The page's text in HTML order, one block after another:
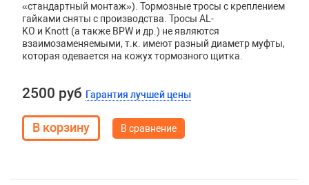
«стандартный монтаж»). Тормозные тросы с креплением
гайками сняты с производства. Тросы AL -
KO и Knott (а также BPW и др.) не являются
взаимозаменяемыми, т.к. имеют разный диаметр муфты,
которая одевается на кожух тормозного щитка.
2500 руб Гарантия лучшей цены
В сравнение